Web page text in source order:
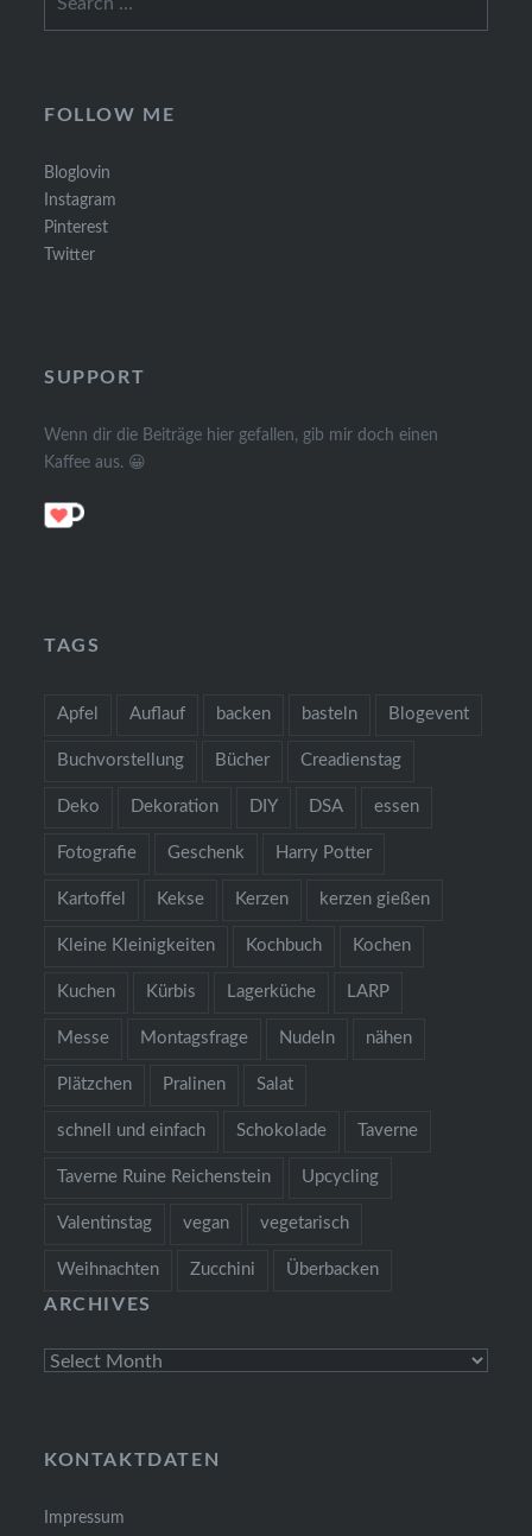
FOLLOW ME
Bloglovin
Instagram
Pinterest
Twitter
SUPPORT
Wenn dir die Beiträge hier gefallen, gib mir doch einen
Kaffee aus. 😀
TAGS
Apfel Auflauf backen basteln Blogevent
Buchvorstellung Bücher Creadienstag
Deko Dekoration DIY DSA essen
Fotografie Geschenk Harry Potter
Kartoffel Kekse Kerzen kerzen gießen
Kleine Kleinigkeiten Kochbuch Kochen
Kuchen Kürbis Lagerküche LARP
Messe Montagsfrage Nudeln nähen
Plätzchen Pralinen Salat
schnell und einfach Schokolade Taverne
Taverne Ruine Reichenstein Upcycling
Valentinstag vegan vegetarisch
Weihnachten Zucchini Überbacken
ARCHIVES
Archives
KONTAKTDATEN
Impressum